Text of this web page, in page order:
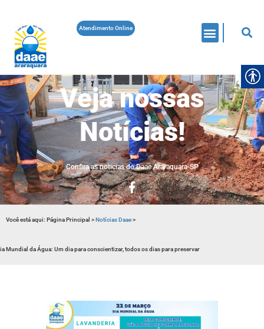
Atendimento Online
Veja nossas
Notícias!
Confira as noticias do Daae Araraquara-SP
Você está aqui: Página Principal >Notícias Daae>
Mundial da Água: Um dia para conscientizar, todos os dias para preservar